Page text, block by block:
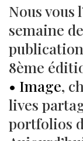
Nous vous
semaine
8ème
• Image,
lives
portfolios